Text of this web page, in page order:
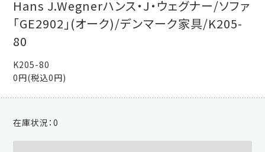
Hans J.Wegnerハンス・J・ウェグナー/ソファ
「GE2902」(オーク)/デンマーク家具/K205-
80
K205-80
0円(税込0円)
在庫状況：0